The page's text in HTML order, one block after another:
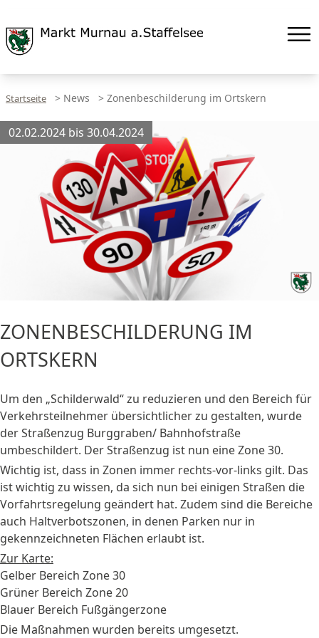
Startseite > News > Zonenbeschilderung im Ortskern
02.02.2024 bis 30.04.2024
ZONENBESCHILDERUNG IM
ORTSKERN
Um den „Schilderwald“ zu reduzieren und den Bereich für
Verkehrsteilnehmer übersichtlicher zu gestalten, wurde
der Straßenzug Burggraben/ Bahnhofstraße
umbeschildert. Der Straßenzug ist nun eine Zone 30.
Wichtig ist, dass in Zonen immer rechts-vor-links gilt. Das
ist wichtig zu wissen, da sich nun bei einigen Straßen die
Vorfahrtsregelung geändert hat. Zudem sind die Bereiche
auch Haltverbotszonen, in denen Parken nur in
gekennzeichneten Flächen erlaubt ist.
Zur Karte:
Gelber Bereich Zone 30
Grüner Bereich Zone 20
Blauer Bereich Fußgängerzone
Die Maßnahmen wurden bereits umgesetzt.